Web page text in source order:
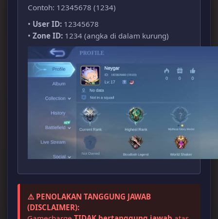
Contoh: 12345678 (1234)
• User ID: 12345678
• Zone ID: 1234 (angka di dalam kurung)
⚠️ PENOLAKAN TANGGUNG JAWAB
(DISCLAIMER):